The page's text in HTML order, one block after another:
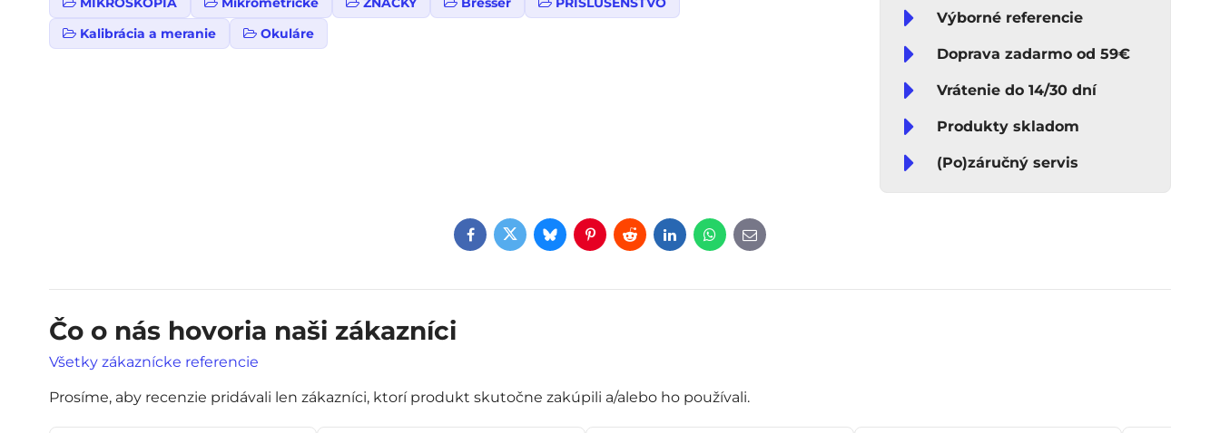
Kalibrácia a meranie
Okuláre
Výborné referencie
Doprava zadarmo od 59€
Vrátenie do 14/30 dní
Produkty skladom
(Po)záručný servis
Facebook
TwitterBlueskyPinterest
RedditLinkedInWhatsApp
E-
mail
Čo o nás hovoria naši zákazníci
Všetky zákaznícke referencie
Prosíme, aby recenzie pridávali len zákazníci, ktorí produkt skutočne zakúpili a/alebo ho používali.